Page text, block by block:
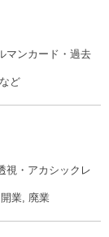
マンカード・過去
ど
視・アカシックレ
業, 廃業